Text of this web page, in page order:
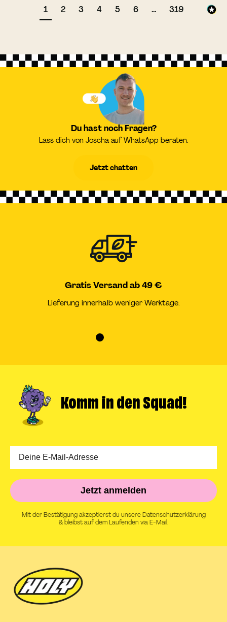
1 2 3 4 5 6 ... 319
Du hast noch Fragen?
Lass dich von Joscha auf WhatsApp beraten.
Jetzt chatten
Gratis Versand ab 49 €
Lieferung innerhalb weniger Werktage.
Zur
Komm in den Squad!
Jetzt anmelden
Mit der Bestätigung akzeptierst du unsere Datenschutzerklärung
& bleibst auf dem Laufenden via E-Mail.